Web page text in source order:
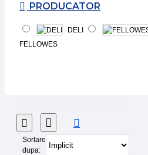
PRODUCATOR
DELI
FELLOWES
Sortare
dupa: